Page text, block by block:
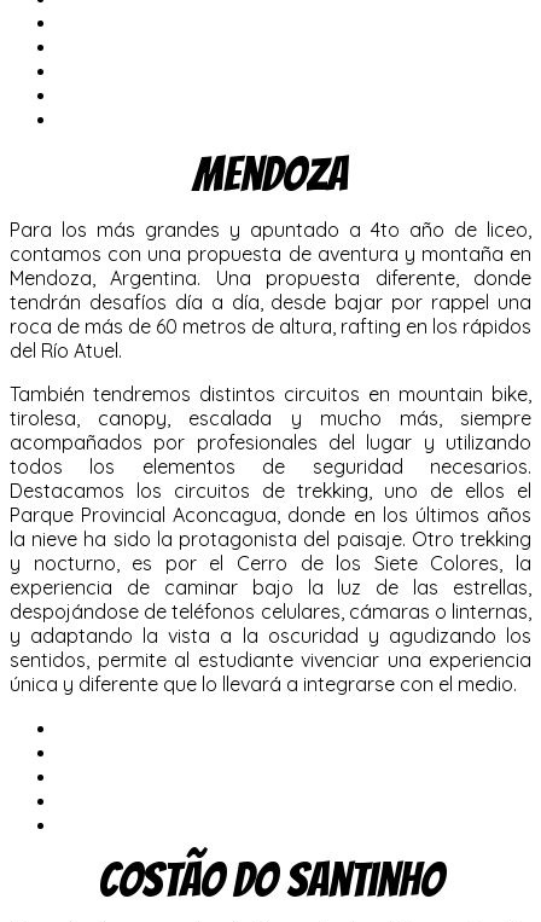
Mendoza
Para los más grandes y apuntado a 4to año de liceo,
contamos con una propuesta de aventura y montaña en
Mendoza, Argentina. Una propuesta diferente, donde
tendrán desafíos día a día, desde bajar por rappel una
roca de más de 60 metros de altura, rafting en los rápidos
del Río Atuel.
También tendremos distintos circuitos en mountain bike,
tirolesa, canopy, escalada y mucho más, siempre
acompañados por profesionales del lugar y utilizando
todos los elementos de seguridad necesarios.
Destacamos los circuitos de trekking, uno de ellos el
Parque Provincial Aconcagua, donde en los últimos años
la nieve ha sido la protagonista del paisaje. Otro trekking
y nocturno, es por el Cerro de los Siete Colores, la
experiencia de caminar bajo la luz de las estrellas,
despojándose de teléfonos celulares, cámaras o linternas,
y adaptando la vista a la oscuridad y agudizando los
sentidos, permite al estudiante vivenciar una experiencia
única y diferente que lo llevará a integrarse con el medio.
Costão do Santinho